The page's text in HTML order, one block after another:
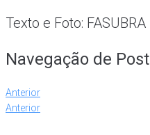
Texto e Foto: FASUBRA
Navegação de Post
Anterior
Anterior